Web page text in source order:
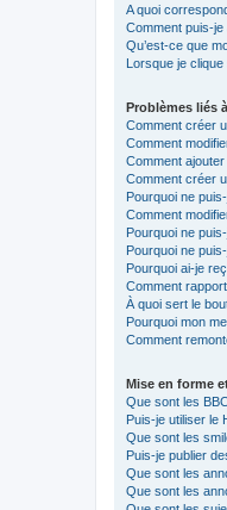
A quoi
Comment puis-
Qu’est-ce que
Lorsque je clique
Problèmes liés
Comment créer
Comment
Comment
Comment créer
Pourquoi ne
Comment
Pourquoi ne
Pourquoi ne
Pourquoi ai-je
Comment
À quoi sert le
Pourquoi mon
Comment
Mise en forme
Que sont les
Puis-je utiliser le
Que sont les
Puis-je publier
Que sont les
Que sont les